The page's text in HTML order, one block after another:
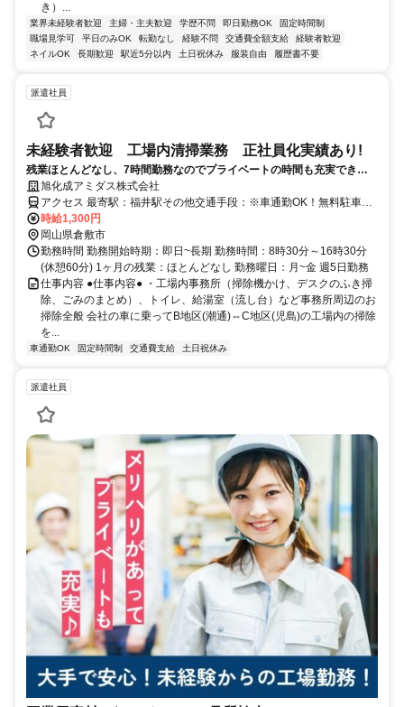
き）...
業界未経験者歓迎 主婦・主夫歓迎 学歴不問 即日勤務OK
固定時間制
職場見学可
平日のみOK 転勤なし 経験不問 交通費全額支給
経験者歓迎
ネイルOK
長期歓迎 駅近5分以内 土日祝休み 服装自由 履歴書不要
派遣社員
未経験者歓迎 工場内清掃業務 正社員化実績あり!
残業ほとんどなし、7時間勤務なのでプライベートの時間も充実できま
す。旭化成アミダス株式会社
アクセス 最寄駅：福井駅その他交通手段：※車通勤OK！無料駐車場
完備！交通費支給！
時給1,300円
岡山県倉敷市
勤務時間 勤務開始時期：即日~長期 勤務時間：8時30分～16時30分
(休憩60分) 1ヶ月の残業：ほとんどなし 勤務曜日：月~金 週5日勤務
仕事内容 ●仕事内容● ・工場内事務所（掃除機かけ、デスクのふき掃
除、ごみのまとめ）、トイレ、給湯室（流し台）など事務所周辺のお
掃除全般 会社の車に乗ってB地区(潮通)⇔C地区(児島)の工場内の掃除
を...
車通勤OK 固定時間制 交通費支給 土日祝休み
派遣社員